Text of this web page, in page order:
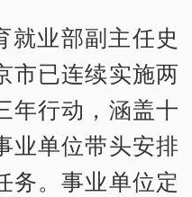
就业部副主任史
市已连续实施两
年行动，涵盖十
业单位带头安排
务。事业单位定